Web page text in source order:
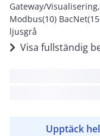
Gateway/
Modbus(10)
ljusgrå
Visa fullständig
Upptäck